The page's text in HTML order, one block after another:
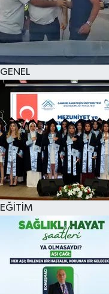
GENEL
EĞİTİM
KÜLTÜR SANAT
SAĞLIK
SİYASET
SPOR
TEKNOLOJİ
VİZYONDAKİLER
YAŞAM